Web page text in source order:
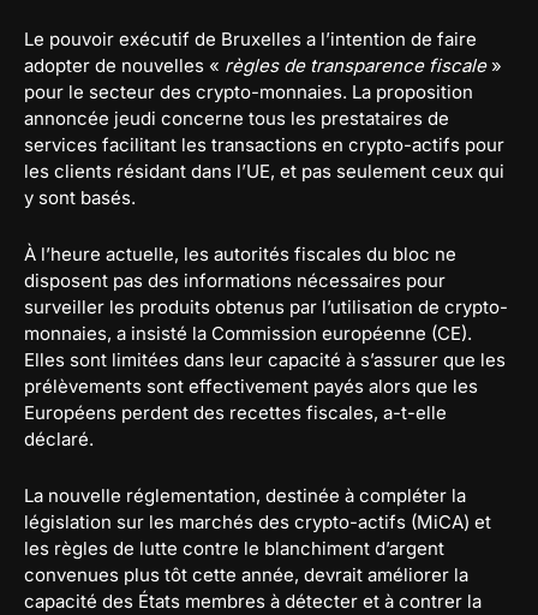
Le pouvoir exécutif de Bruxelles a l’intention de faire
adopter de nouvelles « règles de transparence fiscale»
pour le secteur des crypto-monnaies. La proposition
annoncée jeudi concerne tous les prestataires de
services facilitant les transactions en crypto-actifs pour
les clients résidant dans l’UE, et pas seulement ceux qui
y sont basés.
À l’heure actuelle, les autorités fiscales du bloc ne
disposent pas des informations nécessaires pour
surveiller les produits obtenus par l’utilisation de crypto-
monnaies, a insisté la Commission européenne (CE).
Elles sont limitées dans leur capacité à s’assurer que les
prélèvements sont effectivement payés alors que les
Européens perdent des recettes fiscales, a-t-elle
déclaré.
La nouvelle réglementation, destinée à compléter la
législation sur les marchés des crypto-actifs (MiCA) et
les règles de lutte contre le blanchiment d’argent
convenues plus tôt cette année, devrait améliorer la
capacité des États membres à détecter et à contrer la